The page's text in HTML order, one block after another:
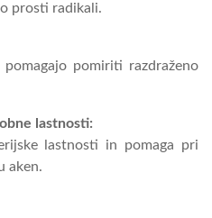
prosti radikali.
pomiriti razdraženo
lastnosti:
lastnosti in pomaga pri
aken.